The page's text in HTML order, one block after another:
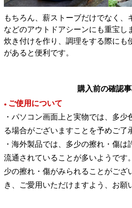
もちろん、薪ストーブだけでなく、
などのアウトドアシーンにも重宝し
炊き付けを作り、調理をする際にも
があると便利です。
購入前の確認
● ご使用について
・パソコン画面上と実物では、多少
る場合がございますことを予めご了
・海外製品では、多少の擦れ・傷は
流通されていることが多いようです
少の擦れ・傷がみられることがござ
き、ご愛用いただけますよう、お願